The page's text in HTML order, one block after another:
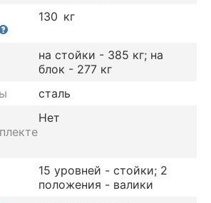
130 кг
на стойки - 385 кг; на
блок - 277 кг
сталь
Нет
15 уровней - стойки; 2
положения - валики